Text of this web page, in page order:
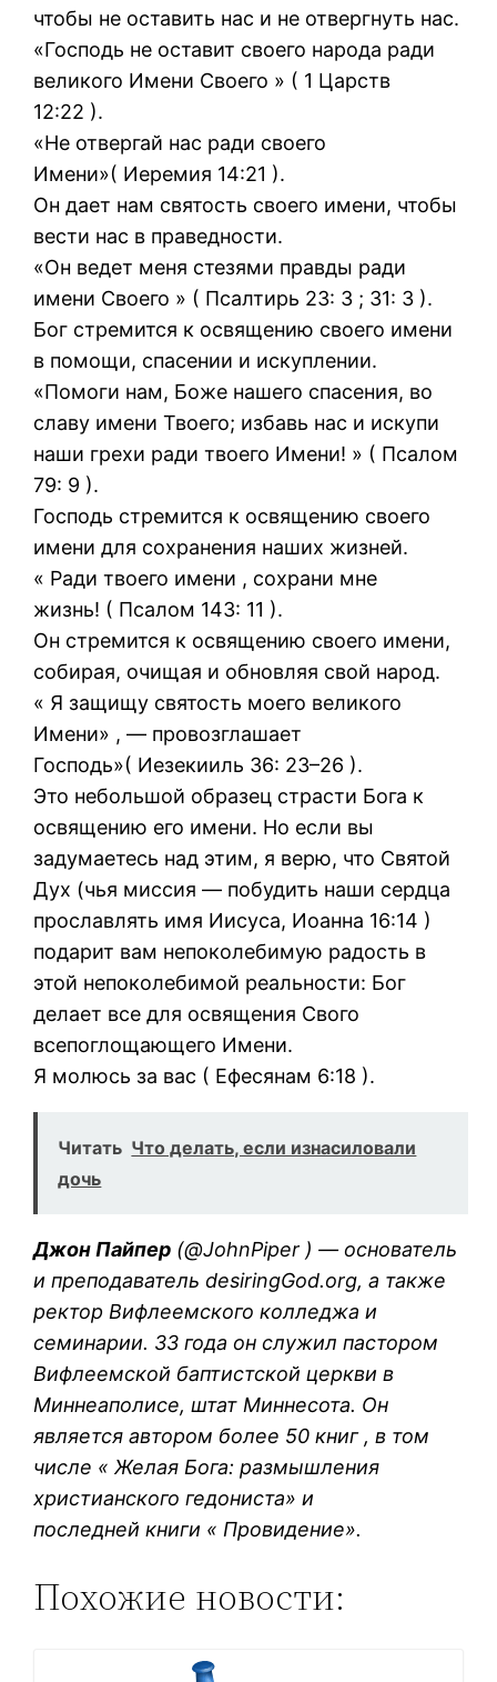
чтобы не оставить нас и не отвергнуть нас.
«Господь не оставит своего народа ради
великого Имени Своего » ( 1 Царств
12:22 ).
«Не отвергай нас ради своего
Имени»( Иеремия 14:21 ).
Он дает нам святость своего имени, чтобы
вести нас в праведности.
«Он ведет меня стезями правды ради
имени Своего » ( Псалтирь 23: 3 ; 31: 3 ).
Бог стремится к освящению своего имени
в помощи, спасении и искуплении.
«Помоги нам, Боже нашего спасения, во
славу имени Твоего; избавь нас и искупи
наши грехи ради твоего Имени! » ( Псалом
79: 9 ).
Господь стремится к освящению своего
имени для сохранения наших жизней.
« Ради твоего имени , сохрани мне
жизнь! ( Псалом 143: 11 ).
Он стремится к освящению своего имени,
собирая, очищая и обновляя свой народ.
« Я защищу святость моего великого
Имени» , — провозглашает
Господь»( Иезекииль 36: 23–26 ).
Это небольшой образец страсти Бога к
освящению его имени. Но если вы
задумаетесь над этим, я верю, что Святой
Дух (чья миссия — побудить наши сердца
прославлять имя Иисуса, Иоанна 16:14 )
подарит вам непоколебимую радость в
этой непоколебимой реальности: Бог
делает все для освящения Свого
всепоглощающего Имени.
Я молюсь за вас ( Ефесянам 6:18 ).
Читать Что делать, если изнасиловали
дочь
Джон Пайпер (@JohnPiper ) — основатель
и преподаватель desiringGod.org, а также
ректор Вифлеемского колледжа и
семинарии. 33 года он служил пастором
Вифлеемской баптистской церкви в
Миннеаполисе, штат Миннесота. Он
является автором более 50 книг , в том
числе « Желая Бога: размышления
христианского гедониста» и
последней книги « Провидение».
Похожие новости: